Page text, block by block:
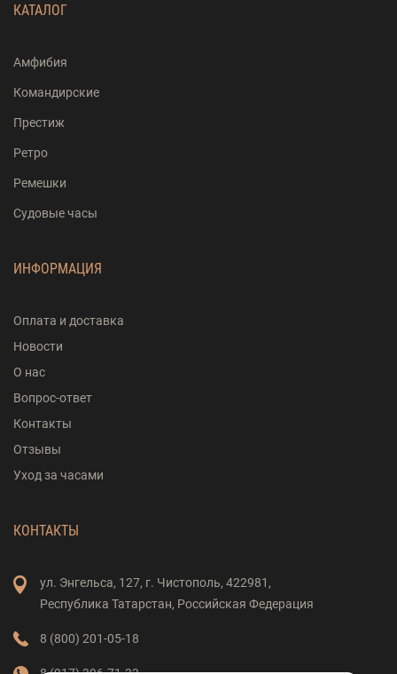
КАТАЛОГ
Амфибия
Командирские
Престиж
Ретро
Ремешки
Судовые часы
ИНФОРМАЦИЯ
Оплата и доставка
Новости
О нас
Вопрос-ответ
Контакты
Отзывы
Уход за часами
КОНТАКТЫ
ул. Энгельса, 127, г. Чистополь, 422981,
Республика Татарстан, Российская Федерация
8 (800) 201-05-18